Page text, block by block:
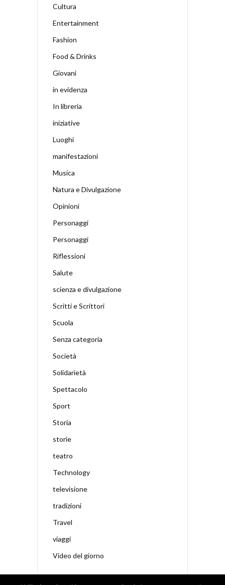
Cultura
Entertainment
Fashion
Food & Drinks
Giovani
in evidenza
In libreria
iniziative
Luoghi
manifestazioni
Musica
Natura e Divulgazione
Opinioni
Personaggi
Personaggi
Riflessioni
Salute
scienza e divulgazione
Scritti e Scrittori
Scuola
Senza categoria
Società
Solidarietà
Spettacolo
Sport
Storia
storie
teatro
Technology
televisione
tradizioni
Travel
viaggi
Video del giorno